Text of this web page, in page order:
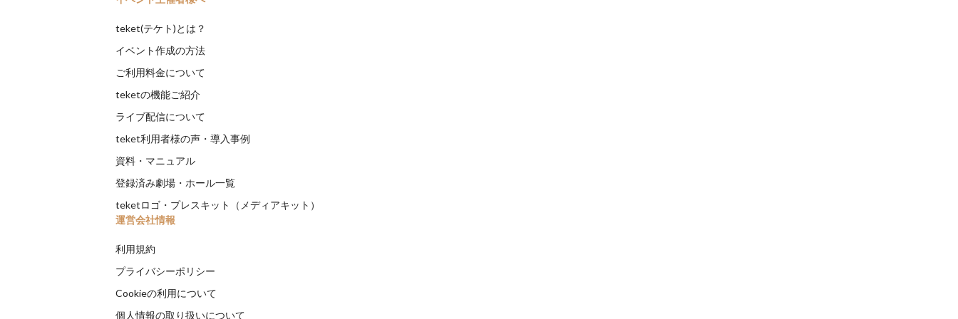
teket(テケト)とは？
イベント作成の方法
ご利用料金について
teketの機能ご紹介
ライブ配信について
teket利用者様の声・導入事例
資料・マニュアル
登録済み劇場・ホール一覧
teketロゴ・プレスキット（メディアキット）
運営会社情報
利用規約
プライバシーポリシー
Cookieの利用について
個人情報の取り扱いについて